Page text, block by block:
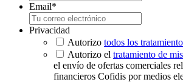
Email*
Privacidad
Autorizo todos los
Autorizo el tratamiento de
el envío de ofertas comerciales
financieros Cofidis por medios